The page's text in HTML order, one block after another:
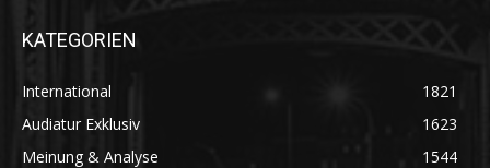
KATEGORIEN
International
1821
Audiatur Exklusiv
1623
Meinung & Analyse
1544